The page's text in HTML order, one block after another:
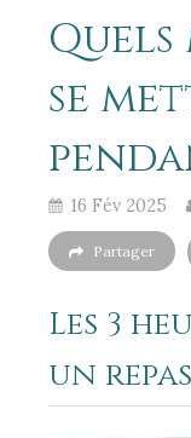
Quels
se
16 Fév 2025
Partager
Les 3
un